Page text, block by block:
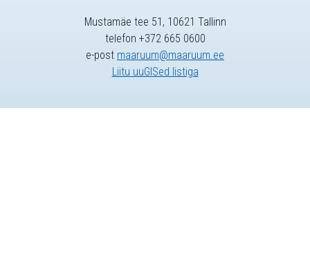
Mustamäe tee 51, 10621 Tallinn
telefon +372 665 0600
e-post maaruum@maaruum.ee
Liitu uuGISed listiga